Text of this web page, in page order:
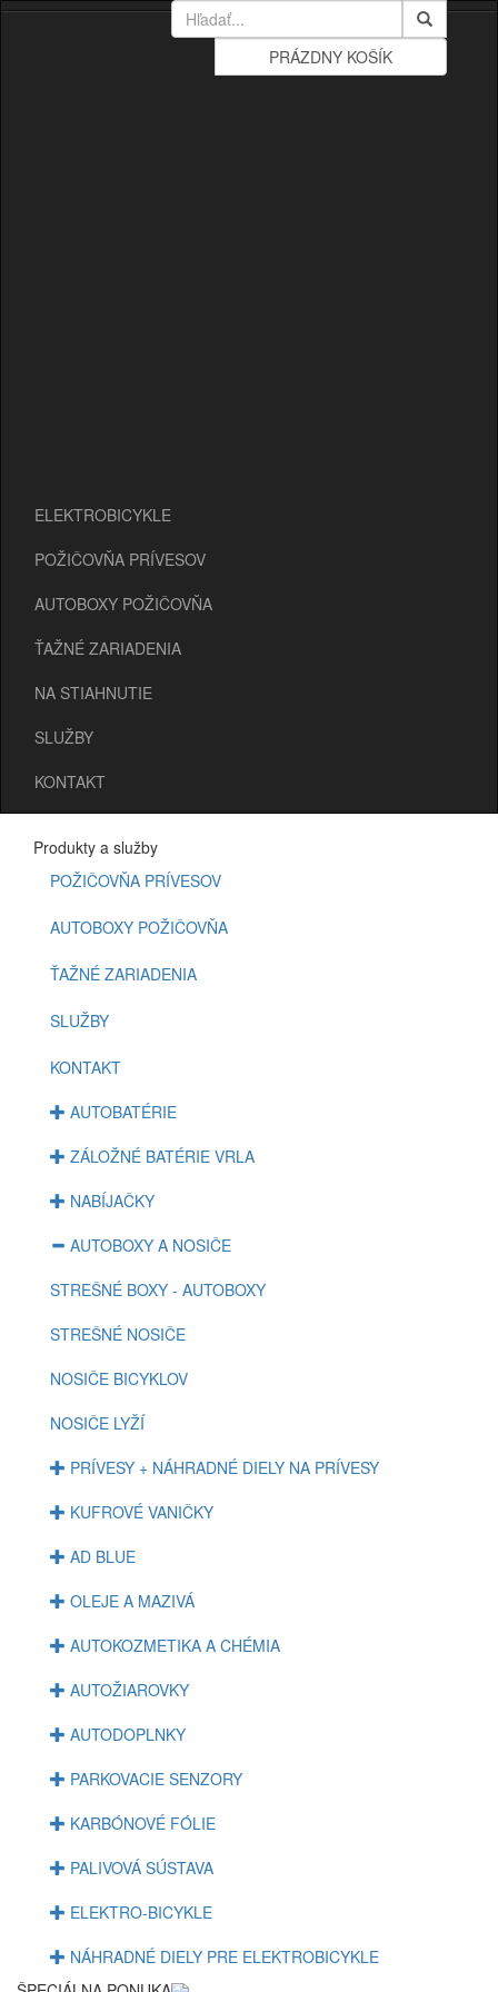
ELEKTROBICYKLE
POŽIČOVŇA PRÍVESOV
AUTOBOXY POŽIČOVŇA
ŤAŽNÉ ZARIADENIA
NA STIAHNUTIE
SLUŽBY
KONTAKT
Produkty a služby
POŽIČOVŇA PRÍVESOV
AUTOBOXY POŽIČOVŇA
ŤAŽNÉ ZARIADENIA
SLUŽBY
KONTAKT
AUTOBATÉRIE
ZÁLOŽNÉ BATÉRIE VRLA
NABÍJAČKY
AUTOBOXY A NOSIČE
STREŠNÉ BOXY - AUTOBOXY
STREŠNÉ NOSIČE
NOSIČE BICYKLOV
NOSIČE LYŽÍ
PRÍVESY + NÁHRADNÉ DIELY NA PRÍVESY
KUFROVÉ VANIČKY
AD BLUE
OLEJE A MAZIVÁ
AUTOKOZMETIKA A CHÉMIA
AUTOŽIAROVKY
AUTODOPLNKY
PARKOVACIE SENZORY
KARBÓNOVÉ FÓLIE
PALIVOVÁ SÚSTAVA
ELEKTRO-BICYKLE
NÁHRADNÉ DIELY PRE ELEKTROBICYKLE